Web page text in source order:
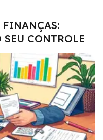
SEU CONTROLE